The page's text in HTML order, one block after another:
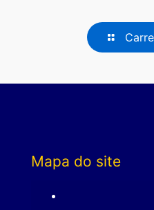
Mapa do site